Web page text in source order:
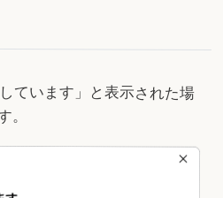
ています」と表示された場
。